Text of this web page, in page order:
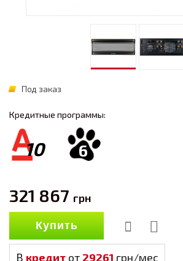
Под заказ
Кредитные программы:
10 6
321 867 грн
Купить
В кредит от 29261 грн/мес